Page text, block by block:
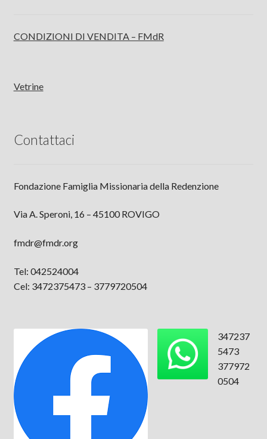
CONDIZIONI DI VENDITA – FMdR
Vetrine
Contattaci
Fondazione Famiglia Missionaria della Redenzione
Via A. Speroni, 16 – 45100 ROVIGO
fmdr@fmdr.org
Tel: 042524004
Cel: 3472375473 – 3779720504
347237
5473
377972
0504